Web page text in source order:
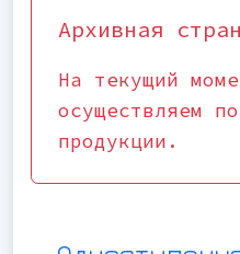
Архивная
На текущий
осуществляем
продукции.